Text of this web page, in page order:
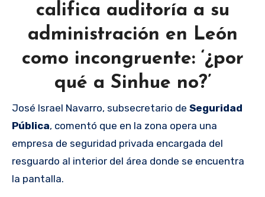
califica auditoría a su
administración en León
como incongruente: ‘¿por
qué a Sinhue no?’
José Israel Navarro, subsecretario de Seguridad
Pública, comentó que en la zona opera una
empresa de seguridad privada encargada del
resguardo al interior del área donde se encuentra
la pantalla.